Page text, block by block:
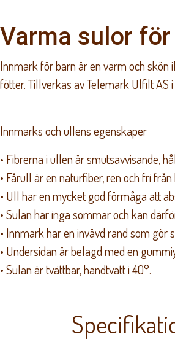
Varma sulor för
Innmark för barn är en varm och
fötter.Tillverkas av Telemark Ulfilt AS i
Innmarks och ullens egenskaper
• Fibrerna i ullen är smutsavvisande,
• Fårull är en naturfiber, ren och fri
• Ull har en mycket god förmåga att
• Sulan har inga sömmar och kan
• Innmark har en invävd rand som gör
• Undersidan är belagd med en
• Sulan är tvättbar, handtvätt i 40°.